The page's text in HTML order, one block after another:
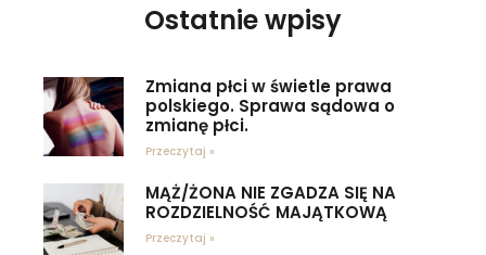
Ostatnie wpisy
Zmiana płci w świetle prawa
polskiego. Sprawa sądowa o
zmianę płci.
Przeczytaj »
MĄŻ/ŻONA NIE ZGADZA SIĘ NA
ROZDZIELNOŚĆ MAJĄTKOWĄ
Przeczytaj »